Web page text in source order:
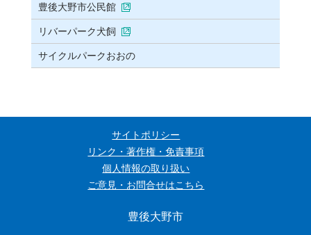
豊後大野市公民館
リバーパーク犬飼
サイクルパークおおの
サイトポリシー
リンク・著作権・免責事項
個人情報の取り扱い
ご意見・お問合せはこちら
豊後大野市